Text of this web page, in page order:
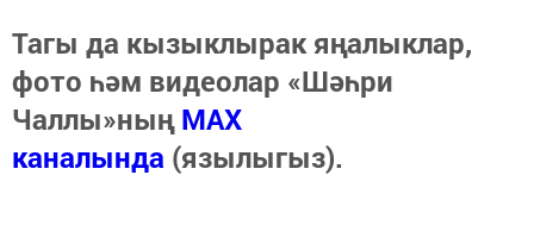
Тагы да кызыклырак яңалыклар,
фото һәм видеолар «Шәһри
Чаллы»ныңMAX
каналында (язылыгыз).